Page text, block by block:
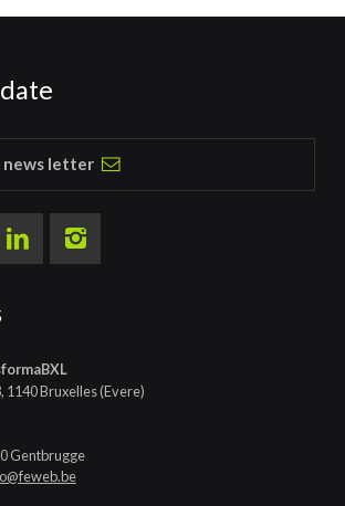
news letter
1140 Bruxelles (Evere)
Gentbrugge